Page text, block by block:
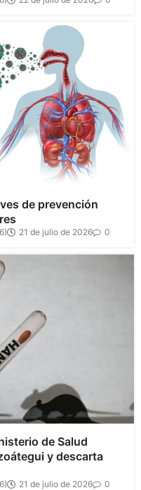
de prevención
21 de julio de 2026 0
de Salud
y descarta
21 de julio de 2026 0